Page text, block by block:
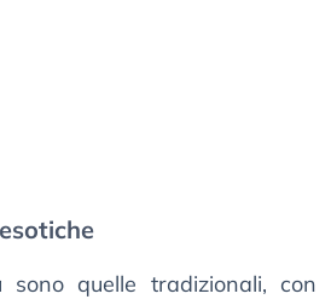
sono quelle tradizionali, con